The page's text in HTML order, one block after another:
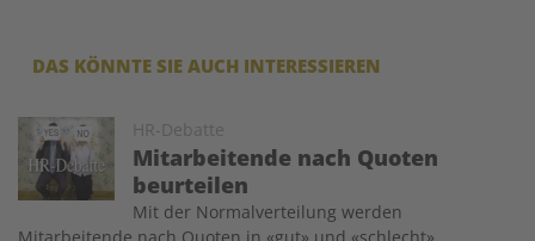
DAS KÖNNTE SIE AUCH INTERESSIEREN
HR-Debatte
Mitarbeitende nach Quoten
beurteilen
Image
Mit der Normalverteilung werden